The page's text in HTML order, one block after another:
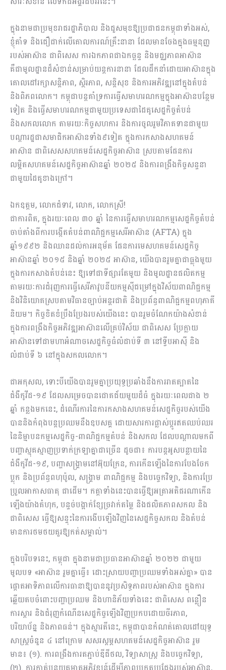
ក្នុងនាមជាប្រមុខរាជរដ្ឋាភិបាល និងជួសមុខឱ្យប្រជាជនកម្ពុជាទាំងអស់,
ខ្ញុំគាំទ និងជឿជាក់លើគោលការណ៍គ្រឹះនានា ដែលមានចែងក្នុងធម្មនុញ្ញ
របស់អាស៊ាន ជាពិសេស ការឯកភាពជាឯកច្ឆន្ទ និងមជ្ឈភាពអាស៊ាន
គឺជាមូលដ្ឋានដ៏សំខាន់សម្រាប់យន្តការនានា ដែលដឹកនាំដោយអាស៊ានក្នុង
គោលដៅរក្សាសន្តិភាព, ស្ថិរភាព, សន្តិសុខ និងការអភិវឌ្ឍនៅក្នុងតំបន់
និងពិភពលោក។ កម្ពុជាបន្តគាំទ្រការធ្វើសមាហរណកម្មក្នុងអាស៊ានបន្ថែម
ទៀត និងធ្វើសមាហរណកម្មជាមួយប្រទេសជាដៃគូសេដ្ឋកិច្ចតំបន់
និងសកលលោក តាមរយៈកិច្ចសហការ និងការចូលរួមវិភាគទានជាមួយ
បណ្តារដ្ឋជាសមាជិកអាស៊ានទាំង៩ទៀត ក្នុងការកសាងសហគមន៍
អាស៊ាន ជាពិសេសសហគមន៍សេដ្ឋកិច្ចអាស៊ាន ស្របតាមផែនការ
លម្អិតសហគមន៍សេដ្ឋកិច្ចអាស៊ានឆ្នាំ ២០២៥ និងការពង្រឹងកិច្ចសន្ទនា
ជាមួយដៃគូខាងក្រៅ។
ឯកឧត្តម, លោកជំទាវ, លោក, លោកស្រី!
ជាការពិត, ក្នុងរយៈពេល ៣០ ឆ្នាំ នៃការធ្វើសមាហរណកម្មសេដ្ឋកិច្ចតំបន់
ចាប់តាំងពីការបង្កើតតំបន់ពាណិជ្ជកម្មសេរីអាស៊ាន (AFTA) ក្នុង
ឆ្នាំ១៩៩២ និងឈានដល់ការអនុម័ត ផែនការមេសហគមន៍សេដ្ឋកិច្ច
អាស៊ានឆ្នាំ ២០១៥ និងឆ្នាំ ២០២៥ អាស៊ាន, យើងបានរួមគ្នាជាធ្លុងមួយ
ក្នុងការកសាងតំបន់នេះ ឱ្យទៅជាទីផ្សារតែមួយ និងមូលដ្ឋានផលិតកម្ម
តាមរយៈការជំរុញការធ្វើសេរីភាវូបនីយកម្មស៊ីជម្រៅក្នុងវិស័យពាណិជ្ជកម្ម
និងវិនិយោគស្របតាមវិធានច្បាប់អន្តរជាតិ និងប្រព័ន្ធពាណិជ្ជកម្មពហុភាគី
និយម។ កិច្ចខិតខំប្រឹងប្រែងរបស់យើងនេះ បានរួមចំណែកយ៉ាងសំខាន់
ក្នុងការពង្រឹងកិច្ចអភិវឌ្ឍអាស៊ានលើគ្រប់វិស័យ ជាពិសេស ប្រែក្លាយ
អាស៊ានទៅជាមហាអំណាចសេដ្ឋកិច្ចធំលំដាប់ទី ៣ នៅទ្វីបអាស៊ី និង
លំដាប់ទី ៦ នៅក្នុងសកលលោក។
ជាអកុសល, ទោះបីយើងបានរួមគ្នាប្រយុទ្ធប្រឆាំងនឹងការរាតត្បាតនៃ
ជំងឺកូវីដ-១៩ ដែលសម្រេចបានជោគជ័យមួយដ៏ធំ ក្នុងរយៈពេលជាង ២
ឆ្នាំ កន្លងមកនេះ, ដំណើរការនៃការកសាងសហគមន៍សេដ្ឋកិច្ចរបស់យើង
បាននិងកំពុងបន្តប្រឈមនឹងឧបសគ្គ ដោយសារការផ្លាស់ប្តូរឥតឈប់ឈរ
នៃនិម្មាបនកម្មសេដ្ឋកិច្ច-ពាណិជ្ជកម្មតំបន់ និងសកល ដែលបណ្ដាលមកពី
បញ្ហាស្មុគស្មាញប្រទាក់ក្រឡាគ្នាជាច្រើន ដូចជា៖ ការបន្តអូសបន្លាយនៃ
ជំងឺកូវីដ-១៩, បញ្ហាសង្គ្រាមនៅអ៊ុយក្រែន, ការកើនឡើងនៃការបែងចែក
ប្លុក និងប្រព័ន្ធពហុប៉ូល, សង្គ្រាម ពាណិជ្ជកម្ម និងបច្ចេកវិទ្យា, និងការប្រែ
ប្រួលអាកាសធាតុ ជាដើម។ កត្តាទាំងនេះបានធ្វើឱ្យអត្រាអតិផរណាកើន
ឡើងយ៉ាងគំហុក, បន្ទច់បង្អាក់ខ្សែច្រវាក់តម្លៃ និងផលិតភាពសកល និង
ជាពិសេស ធ្វើឱ្យសន្ទុះនៃការងើបឡើងវិញនៃសេដ្ឋកិច្ចសកល និងតំបន់
មានការថមថយគួរឱ្យកត់សម្គាល់។
ក្នុងបរិបទនេះ, កម្ពុជា ក្នុងនាមជាប្រធានអាស៊ានឆ្នាំ ២០២២ ជាមួយ
មូលបទ «អាស៊ាន រួមគ្នាធ្វើ៖ ដោះស្រាយបញ្ហាប្រឈមទាំងអស់គ្នា» បាន
ផ្ដោតអាទិភាពលើការធានាឱ្យបាននូវប្រសិទ្ធភាពរបស់អាស៊ាន ក្នុងការ
ឆ្លើយតបចំពោះបញ្ហាប្រឈម និងហានិភ័យទាំងនេះ ជាពិសេស ពន្លឿន
ការស្តារ និងជំរុញកំណើនសេដ្ឋកិច្ចឡើងវិញប្រកបដោយចីរភាព,
បរិយាប័ន្ន និងភាពធន់។ ក្នុងស្មារតីនេះ, កម្ពុជាបានកំណត់គោលដៅយុទ្ធ
សាស្ត្រចំនួន ៤ នៅក្រោម សសរស្ដម្ភសហគមន៍សេដ្ឋកិច្ចអាស៊ាន រួម
មាន៖ (១). ការពង្រឹងការតភ្ជាប់ឌីជីថល, វិទ្យាសាស្ត្រ និងបច្ចេកវិទ្យា,